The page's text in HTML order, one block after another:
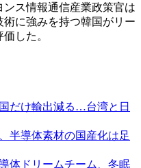
ス情報通信産業政策官は
術に強みを持つ韓国がリー
した。
だけ輸出減る…台湾と日
半導体素材の国産化は足
体ドリームチーム、冬眠